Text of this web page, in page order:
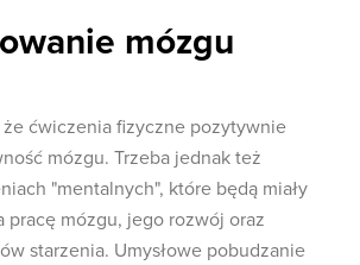
mózgu
że ćwiczenia fizyczne pozytywnie
mózgu. Trzeba jednak też
"mentalnych", które będą miały
pracę mózgu, jego rozwój oraz
starzenia. Umysłowe pobudzanie